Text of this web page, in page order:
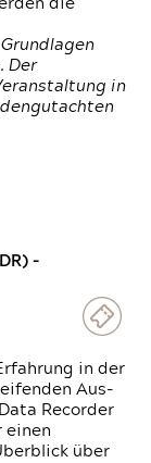
die
Der
in
–
in der
Aus-
Recorder
einen
über